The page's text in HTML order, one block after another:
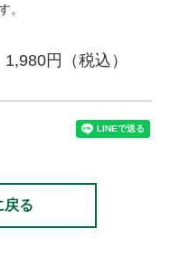
。
円（税込）
戻る